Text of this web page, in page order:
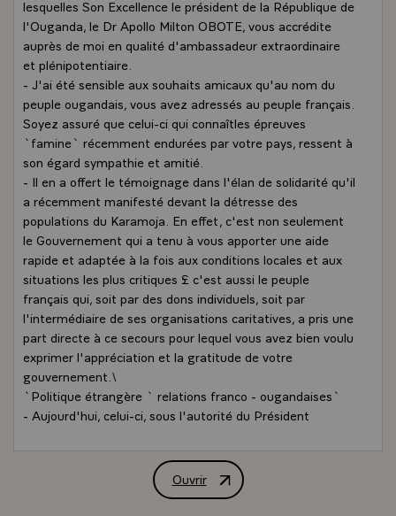
lesquelles Son Excellence le président de la République de
l'Ouganda, le Dr Apollo Milton OBOTE, vous accrédite
auprès de moi en qualité d'ambassadeur extraordinaire
et plénipotentiaire.
- J'ai été sensible aux souhaits amicaux qu'au nom du
peuple ougandais, vous avez adressés au peuple français.
Soyez assuré que celui-ci qui connaîtles épreuves
`famine` récemment endurées par votre pays, ressent à
son égard sympathie et amitié.
- Il en a offert le témoignage dans l'élan de solidarité qu'il
a récemment manifesté devant la détresse des
populations du Karamoja. En effet, c'est non seulement
le Gouvernement qui a tenu à vous apporter une aide
rapide et adaptée à la fois aux conditions locales et aux
situations les plus critiques £ c'est aussi le peuple
français qui, soit par des dons individuels, soit par
l'intermédiaire de ses organisations caritatives, a pris une
part directe à ce secours pour lequel vous avez bien voulu
exprimer l'appréciation et la gratitude de votre
gouvernement.\
`Politique étrangère ` relations franco - ougandaises`
- Aujourd'hui, celui-ci, sous l'autorité du Président
serait pasen mesure de s'attaquer efficacement aux
problèmes économiques et sociaux que pose un pays
Ouvrir
Allocution de M. Valéry Giscard